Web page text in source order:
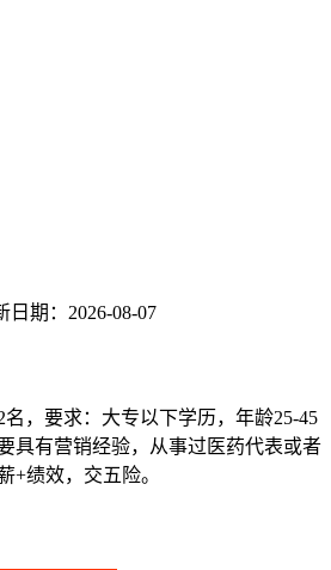
日期：2026-08-07
，要求：大专以下学历，年龄25-45
具有营销经验，从事过医药代表或者
+绩效，交五险。